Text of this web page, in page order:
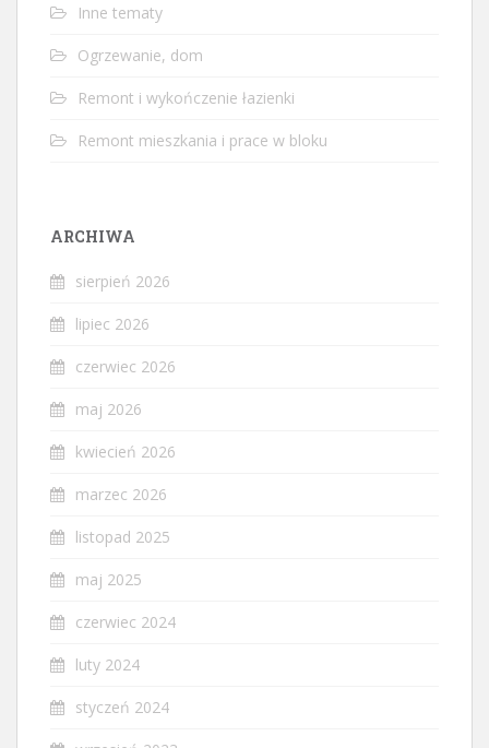
Inne tematy
Ogrzewanie, dom
Remont i wykończenie łazienki
Remont mieszkania i prace w bloku
ARCHIWA
sierpień 2026
lipiec 2026
czerwiec 2026
maj 2026
kwiecień 2026
marzec 2026
listopad 2025
maj 2025
czerwiec 2024
luty 2024
styczeń 2024